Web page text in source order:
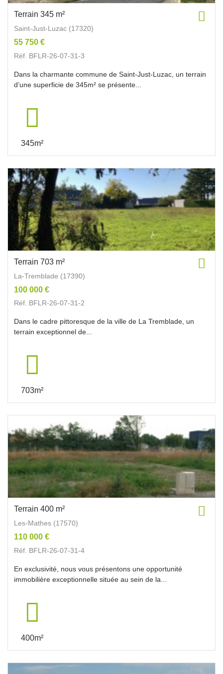
Terrain 345 m²
Saint-Just-Luzac (17320)
55 750 €
Réf. BFLR-26-07-31-3
Dans la charmante commune de Saint-Just-Luzac, un terrain
d’une superficie de 345m² se présente...
345m²
Terrain 703 m²
La-Tremblade (17390)
100 000 €
Réf. BFLR-26-07-31-2
Dans le cadre pittoresque de la ville de La Tremblade, un
terrain exceptionnel de...
703m²
Terrain 400 m²
Les-Mathes (17570)
110 000 €
Réf. BFLR-26-07-31-4
En exclusivité, nous vous présentons une opportunité
immobilière exceptionnelle située au sein de la...
400m²